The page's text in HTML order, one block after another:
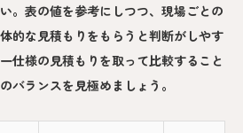
。表の値を参考にしつつ、現場ごとの
的な見積もりをもらうと判断がしやす
仕様の見積もりを取って比較すること
バランスを見極めましょう。